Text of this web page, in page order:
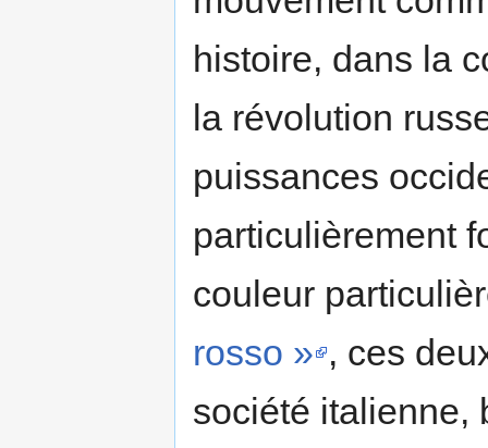
histoire, dans la
la révolution
puissances
particulièrement
couleur
rosso » , ces
société italienne,